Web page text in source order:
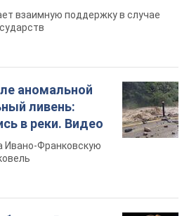
взаимную поддержку в случае
аномальной
ливень:
в реки. Видео
Ивано-Франковскую